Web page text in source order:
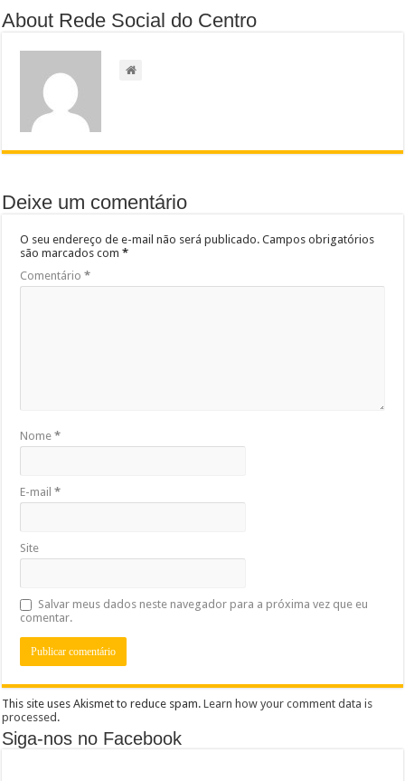
About Rede Social do Centro
Deixe um comentário
O seu endereço de e-mail não será publicado. Campos obrigatórios
são marcados com*
Comentário*
Nome*
E-mail*
Site
Salvar meus dados neste navegador para a próxima vez que eu
comentar.
This site uses Akismet to reduce spam.Learn how your comment data is
processed .
Siga-nos no Facebook